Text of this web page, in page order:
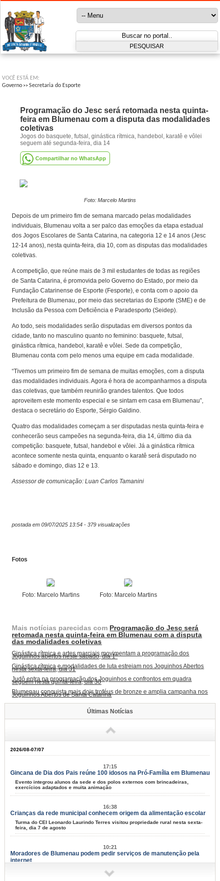
VOCÊ ESTÁ EM:
Governo >>Secretaria do Esporte
Programação do Jesc será retomada nesta quinta-
feira em Blumenau com a disputa das modalidades
coletivas
Jogos do basquete, futsal, ginástica rítmica, handebol, karatê e vôlei
seguem até segunda-feira, dia 14
Compartilhar no WhatsApp
Foto: Marcelo Martins
Depois de um primeiro fim de semana marcado pelas modalidades
individuais, Blumenau volta a ser palco das emoções da etapa estadual
dos Jogos Escolares de Santa Catarina, na categoria 12 e 14 anos (Jesc
12-14 anos), nesta quinta-feira, dia 10, com as disputas das modalidades
coletivas.
A competição, que reúne mais de 3 mil estudantes de todas as regiões
de Santa Catarina, é promovida pelo Governo do Estado, por meio da
Fundação Catarinense de Esporte (Fesporte), e conta com o apoio da
Prefeitura de Blumenau, por meio das secretarias do Esporte (SME) e de
Inclusão da Pessoa com Deficiência e Paradesporto (Seidep).
Ao todo, seis modalidades serão disputadas em diversos pontos da
cidade, tanto no masculino quanto no feminino: basquete, futsal,
ginástica rítmica, handebol, karatê e vôlei. Sede da competição,
Blumenau conta com pelo menos uma equipe em cada modalidade.
“Tivemos um primeiro fim de semana de muitas emoções, com a disputa
das modalidades individuais. Agora é hora de acompanharmos a disputa
das coletivas, que também reunirão grandes talentos. Que todos
aproveitem este momento especial e se sintam em casa em Blumenau”,
destaca o secretário do Esporte, Sérgio Galdino.
Quatro das modalidades começam a ser disputadas nesta quinta-feira e
conhecerão seus campeões na segunda-feira, dia 14, último dia da
competição: basquete, futsal, handebol e vôlei. Já a ginástica rítmica
acontece somente nesta quinta, enquanto o karatê será disputado no
sábado e domingo, dias 12 e 13.
Assessor de comunicação: Luan Carlos Tamanini
postada em 09/07/2025 13:54 - 379 visualizações
Fotos
Foto: Marcelo Martins Foto: Marcelo Martins
Mais notícias parecidas com Programação do Jesc será
retomada nesta quinta-feira em Blumenau com a disputa
das modalidades coletivas
Ginástica rítmica e artes marciais movimentam a programação dos
Joguinhos abertos neste sábado, dia 1º
Ginástica rítmica e modalidades de luta estreiam nos Joguinhos Abertos
nesta sexta-feira, dia 31
Judô entra na programação dos Joguinhos e confrontos em quadra
seguem nesta quinta-feira, dia 30
Blumenau conquista mais dois troféus de bronze e amplia campanha nos
Joguinhos Abertos de Santa Catarina
Últimas Notícias
2026/08-07/07
17:15
Gincana de Dia dos Pais reúne 100 idosos na Pró-Família em Blumenau
Evento integrou alunos da sede e dos polos externos com brincadeiras,
exercícios adaptados e muita animação
16:38
Crianças da rede municipal conhecem origem da alimentação escolar
Turma do CEI Leonardo Laurindo Terres visitou propriedade rural nesta sexta-
feira, dia 7 de agosto
10:21
Moradores de Blumenau podem pedir serviços de manutenção pela
internet